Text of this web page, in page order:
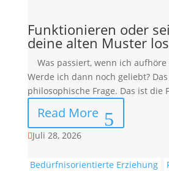
Funktionieren oder
deine alten Muster
Was passiert, wenn ich
Werde ich dann noch geliebt?
philosophische Frage. Das ist die
Read More
Juli 28, 2026
Bedürfnisorientierte Erziehung